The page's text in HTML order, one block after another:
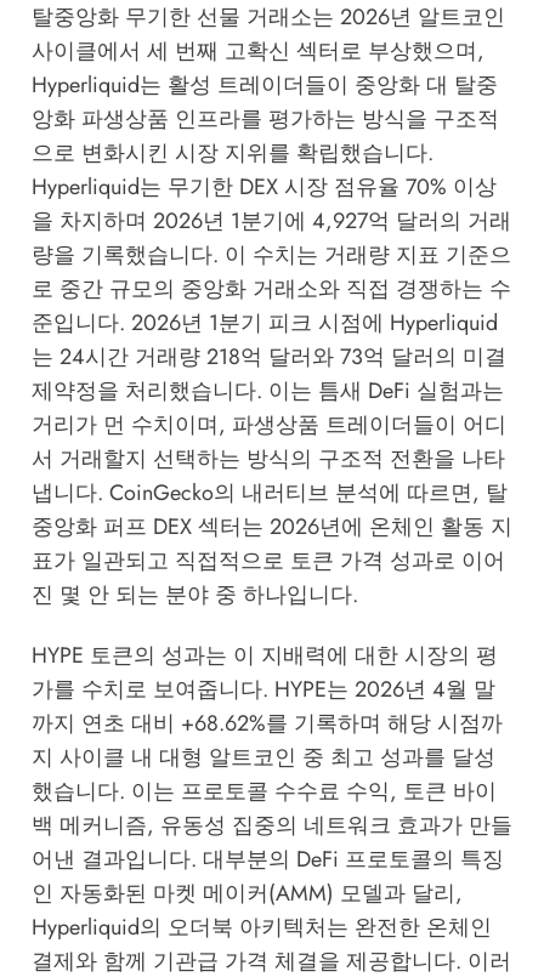
탈중앙화 무기한 선물 거래소는 2026년 알트코인
사이클에서 세 번째 고확신 섹터로 부상했으며,
Hyperliquid는 활성 트레이더들이 중앙화 대 탈중
앙화 파생상품 인프라를 평가하는 방식을 구조적
으로 변화시킨 시장 지위를 확립했습니다.
Hyperliquid는 무기한 DEX 시장 점유율 70% 이상
을 차지하며 2026년 1분기에 4,927억 달러의 거래
량을 기록했습니다. 이 수치는 거래량 지표 기준으
로 중간 규모의 중앙화 거래소와 직접 경쟁하는 수
준입니다. 2026년 1분기 피크 시점에 Hyperliquid
는 24시간 거래량 218억 달러와 73억 달러의 미결
제약정을 처리했습니다. 이는 틈새 DeFi 실험과는
거리가 먼 수치이며, 파생상품 트레이더들이 어디
서 거래할지 선택하는 방식의 구조적 전환을 나타
냅니다. CoinGecko의 내러티브 분석에 따르면, 탈
중앙화 퍼프 DEX 섹터는 2026년에 온체인 활동 지
표가 일관되고 직접적으로 토큰 가격 성과로 이어
진 몇 안 되는 분야 중 하나입니다.
HYPE 토큰의 성과는 이 지배력에 대한 시장의 평
가를 수치로 보여줍니다. HYPE는 2026년 4월 말
까지 연초 대비 +68.62%를 기록하며 해당 시점까
지 사이클 내 대형 알트코인 중 최고 성과를 달성
했습니다. 이는 프로토콜 수수료 수익, 토큰 바이
백 메커니즘, 유동성 집중의 네트워크 효과가 만들
어낸 결과입니다. 대부분의 DeFi 프로토콜의 특징
인 자동화된 마켓 메이커(AMM) 모델과 달리,
Hyperliquid의 오더북 아키텍처는 완전한 온체인
결제와 함께 기관급 가격 체결을 제공합니다. 이러